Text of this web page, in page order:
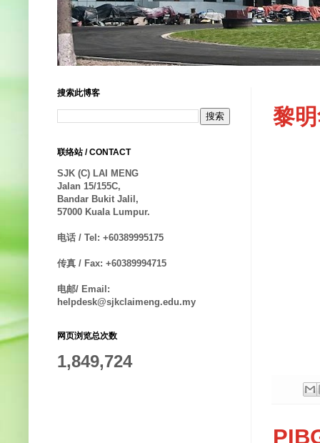
黎
搜索此博客
联络站 / CONTACT
SJK (C) LAI MENG
Jalan 15/155C,
Bandar Bukit Jalil,
57000 Kuala Lumpur.
电话 / Tel: +60389995175
传真 / Fax: +60389994715
电邮/ Email:
helpdesk@sjkclaimeng.edu.my
网页浏览总次数
1,849,724